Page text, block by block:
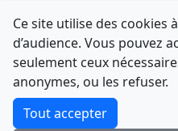
F-Droid·App Store
Comment avez-vous
Une courte réponse suffit
Ce site utilise des cookies
d’audience. Vous pouvez
seulement ceux
anonymes, ou les refuser.
Tout accepter